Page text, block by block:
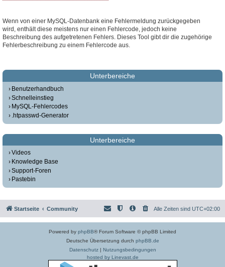
Wenn von einer MySQL-Datenbank eine Fehlermeldung zurückgegeben
wird, enthält diese meistens nur einen Fehlercode, jedoch keine
Beschreibung des aufgetretenen Fehlers. Dieses Tool gibt dir die zugehörige
Fehlerbeschreibung zu einem Fehlercode aus.
Unterbereiche
Benutzerhandbuch
Schnelleinstieg
MySQL-Fehlercodes
.htpasswd-Generator
Unterbereiche
Videos
Knowledge Base
Support-Foren
Pastebin
Startseite Community Alle Zeiten sind UTC+02:00
Powered by phpBB® Forum Software © phpBB Limited
Deutsche Übersetzung durch phpBB.de
Datenschutz| Nutzungsbedingungen
hosted by Linevast.de